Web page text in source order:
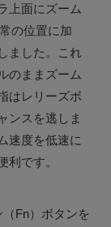
上面にズーム
の位置に加
ました。これ
のままズーム
はレリーズボ
ンスを逃しま
速度を低速に
利です。
Fn）ボタンを